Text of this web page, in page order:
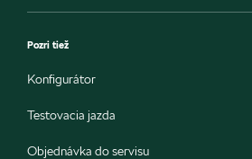
Pozri tiež
Konfigurátor
Testovacia jazda
Objednávka do servisu